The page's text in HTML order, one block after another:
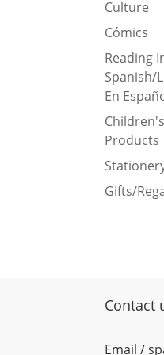
Culture
Cómics
Reading
Spanish/
En
Children's
Products
Gifts/
Contact
Email /